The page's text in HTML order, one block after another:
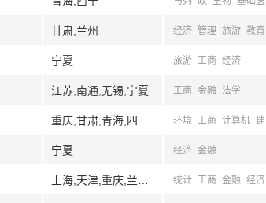
甘肃,兰州 经济 管理 旅游 教育
宁夏 旅游 工商 经济
江苏,南通,无锡,宁夏 工商 金融 法学
环境 工商 计算机 建筑
宁夏 经济 金融
统计 工商 金融 经济